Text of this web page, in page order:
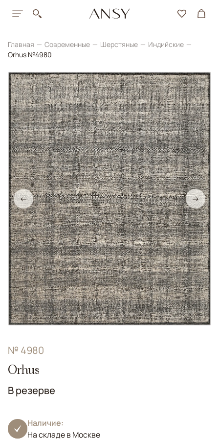
Главная Современные Шерстяные
Индийские
Orhus №4980
← →
№ 4980
Orhus
В резерве
Наличие:
На складе в Москве